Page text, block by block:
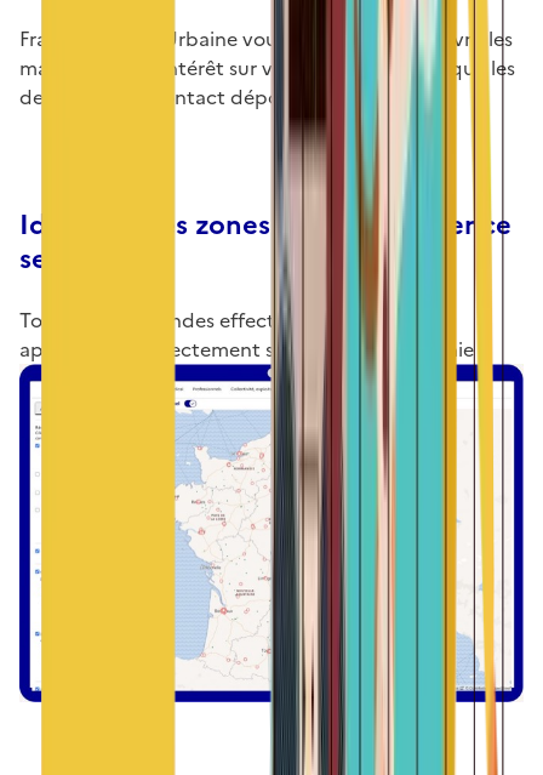
France Chaleur Urbaine vous permet de découvrir les
manifestions d’intérêt sur votre territoire ainsi que les
demandes de contact déposées sur notre site.
Identifiez les zones où une appétence
se dénote
Toutes les demandes effectuées sur notre site
apparaissent directement sur notre cartographie